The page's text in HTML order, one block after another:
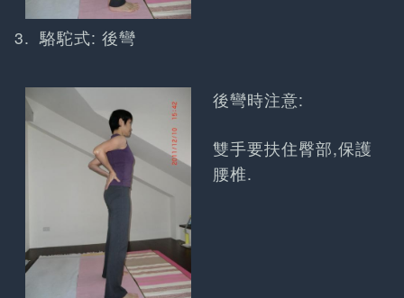
駱駝式: 後彎
後彎時注意:
雙手要扶住臀部,保護
腰椎.